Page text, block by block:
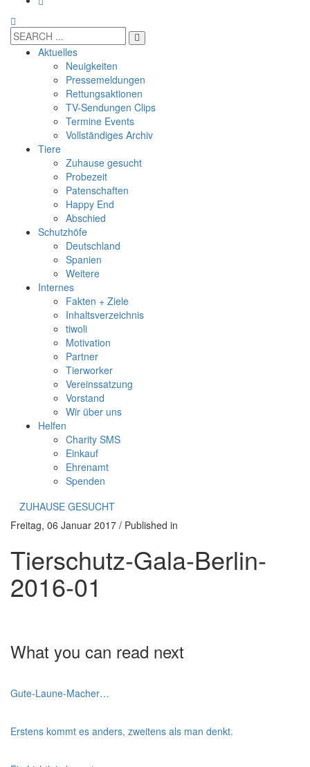
Aktuelles
Neuigkeiten
Pressemeldungen
Rettungsaktionen
TV-Sendungen Clips
Termine Events
Vollständiges Archiv
Tiere
Zuhause gesucht
Probezeit
Patenschaften
Happy End
Abschied
Schutzhöfe
Deutschland
Spanien
Weitere
Internes
Fakten + Ziele
Inhaltsverzeichnis
tiwoli
Motivation
Partner
Tierworker
Vereinssatzung
Vorstand
Wir über uns
Helfen
Charity SMS
Einkauf
Ehrenamt
Spenden
ZUHAUSE GESUCHT
Freitag, 06 Januar 2017 / Published in
Tierschutz-Gala-Berlin-
2016-01
What you can read next
Gute-Laune-Macher…
Erstens kommt es anders, zweitens als man denkt.